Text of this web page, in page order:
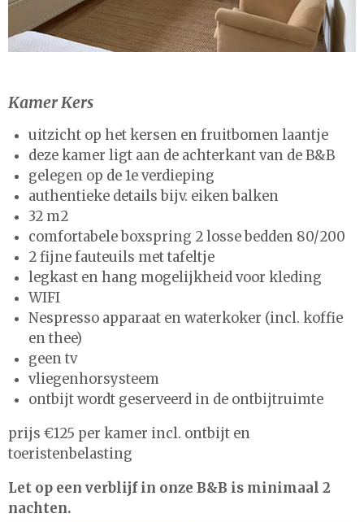
Kamer Kers
uitzicht op het kersen en fruitbomen laantje
deze kamer ligt aan de achterkant van de B&B
gelegen op de 1e verdieping
authentieke details bijv. eiken balken
32 m2
comfortabele boxspring 2 losse bedden 80/200
2 fijne fauteuils met tafeltje
legkast en hang mogelijkheid voor kleding
WIFI
Nespresso apparaat en waterkoker (incl. koffie
en thee)
geen tv
vliegenhorsysteem
ontbijt wordt geserveerd in de ontbijtruimte
prijs €125 per kamer incl. ontbijt en
toeristenbelasting
Let op een verblijf in onze B&B is minimaal 2
nachten.